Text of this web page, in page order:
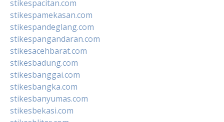
stikespacitan.com
stikespamekasan.com
stikespandeglang.com
stikespangandaran.com
stikesacehbarat.com
stikesbadung.com
stikesbanggai.com
stikesbangka.com
stikesbanyumas.com
stikesbekasi.com